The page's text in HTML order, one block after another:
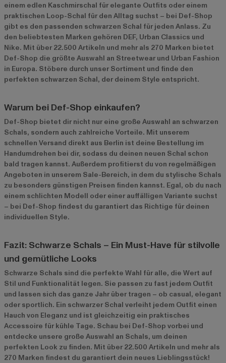
einem edlen Kaschmirschal für elegante Outfits oder einem
praktischen Loop-Schal für den Alltag suchst – bei Def-Shop
gibt es den passenden schwarzen Schal für jeden Anlass. Zu
den beliebtesten Marken gehören DEF, Urban Classics und
Nike. Mit über 22.500 Artikeln und mehr als 270 Marken bietet
Def-Shop die größte Auswahl an Streetwear und Urban Fashion
in Europa. Stöbere durch unser Sortiment und finde den
perfekten schwarzen Schal, der deinem Style entspricht.
Warum bei Def-Shop einkaufen?
Def-Shop bietet dir nicht nur eine große Auswahl an schwarzen
Schals, sondern auch zahlreiche Vorteile. Mit unserem
schnellen Versand direkt aus Berlin ist deine Bestellung im
Handumdrehen bei dir, sodass du deinen neuen Schal schon
bald tragen kannst. Außerdem profitierst du von regelmäßigen
Angeboten in unserem Sale-Bereich, in dem du stylische Schals
zu besonders günstigen Preisen finden kannst. Egal, ob du nach
einem schlichten Modell oder einer auffälligen Variante suchst
– bei Def-Shop findest du garantiert das Richtige für deinen
individuellen Style.
Fazit: Schwarze Schals – Ein Must-Have für stilvolle
und gemütliche Looks
Schwarze Schals sind die perfekte Wahl für alle, die Wert auf
Stil und Funktionalität legen. Sie passen zu fast jedem Outfit
und lassen sich das ganze Jahr über tragen – ob casual, elegant
oder sportlich. Ein schwarzer Schal verleiht jedem Outfit einen
Hauch von Eleganz und ist gleichzeitig ein praktisches
Accessoire für kühle Tage. Schau bei Def-Shop vorbei und
entdecke unsere große Auswahl an Schals, um deinen
perfekten Look zu finden. Mit über 22.500 Artikeln und mehr als
270 Marken findest du garantiert dein neues Lieblingsstück!